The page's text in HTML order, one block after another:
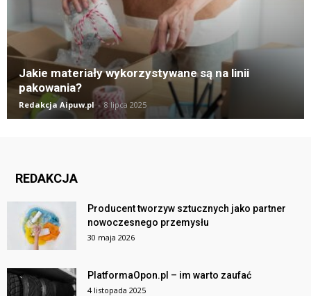
Jakie materiały wykorzystywane są na linii
pakowania?
Redakcja Aipuw.pl - 8 lipca 2025
REDAKCJA
Producent tworzyw sztucznych jako partner
nowoczesnego przemysłu
30 maja 2026
PlatformaOpon.pl – im warto zaufać
4 listopada 2025